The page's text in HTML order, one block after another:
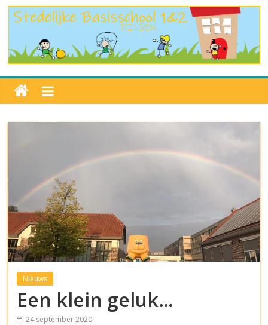
Nieuws
Een klein geluk…
24 september 2020